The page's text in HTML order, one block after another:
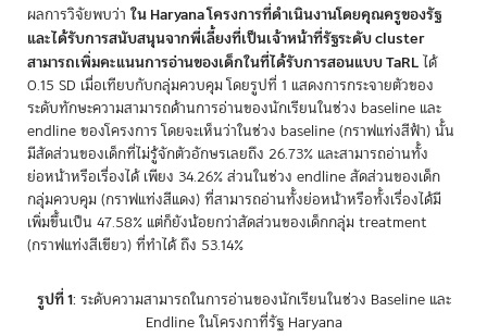
ผลการวิจัยพบว่า ใน Haryana โครงการที่ดำเนินงานโดยคุณครูของรัฐ
และได้รับการสนับสนุนจากพี่เลี้ยงที่เป็นเจ้าหน้าที่รัฐระดับ cluster
สามารถเพิ่มคะแนนการอ่านของเด็กในที่ได้รับการสอนแบบ TaRLได้
0.15 SD เมื่อเทียบกับกลุ่มควบคุม โดยรูปที่ 1 แสดงการกระจายตัวของ
ระดับทักษะความสามารถด้านการอ่านของนักเรียนในช่วง baseline และ
endline ของโครงการ โดยจะเห็นว่าในช่วง baseline (กราฟแท่งสีฟ้า) นั้น
มีสัดส่วนของเด็กที่ไม่รู้จักตัวอักษรเลยถึง 26.73% และสามารถอ่านทั้ง
ย่อหน้าหรือเรื่องได้ เพียง 34.26% ส่วนในช่วง endline สัดส่วนของเด็ก
กลุ่มควบคุม (กราฟแท่งสีแดง) ที่สามารถอ่านทั้งย่อหน้าหรือทั้งเรื่องได้มี
เพิ่มขึ้นเป็น 47.58% แต่ก็ยังน้อยกว่าสัดส่วนของเด็กกลุ่ม treatment
(กราฟแท่งสีเขียว) ที่ทำได้ ถึง 53.14%
รูปที่ 1: ระดับความสามารถในการอ่านของนักเรียนในช่วง Baseline และ
Endline ในโครงกาที่รัฐ Haryana